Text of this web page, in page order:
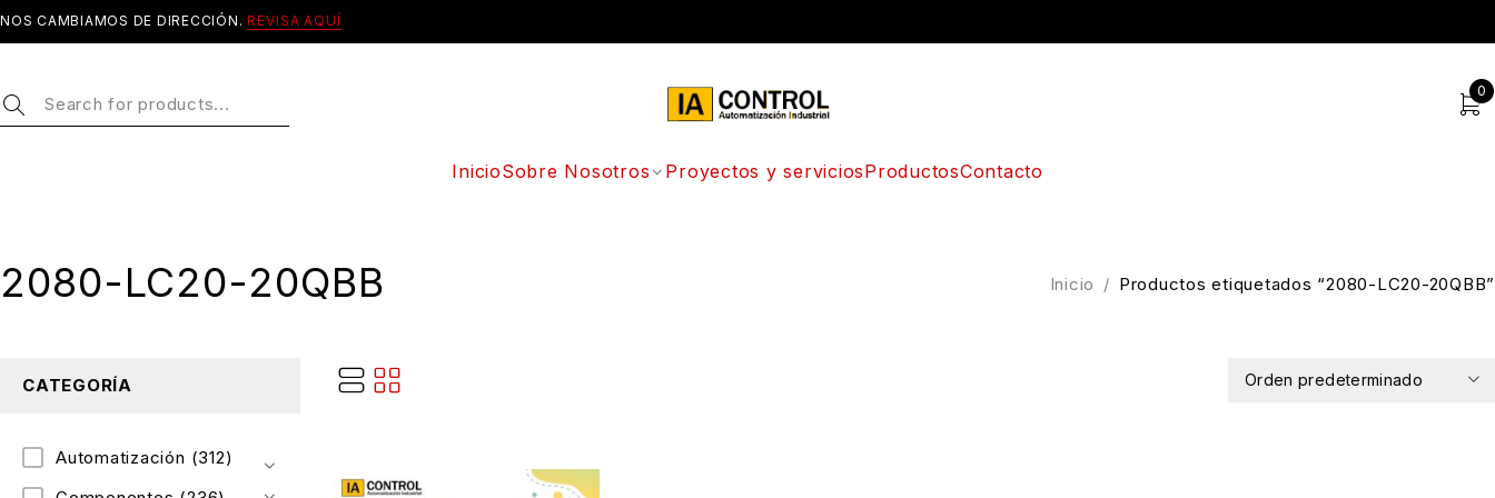
NOS CAMBIAMOS DE DIRECCIÓN. REVISA AQUÍ
0
InicioSobre Nosotros Proyectos y serviciosProductosContacto
2080-LC20-20QBB Inicio / Productos etiquetados “2080-LC20-20QBB”
CATEGORÍA
Automatización (312)
Orden predeterminado